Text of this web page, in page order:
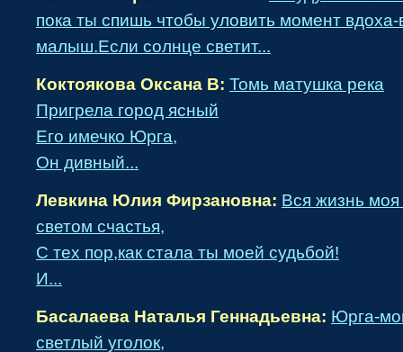
пока ты спишь чтобы уловить момент
малыш.Если солнце светит...
Коктоякова Оксана В: Томь матушка река
Пригрела город ясный
Его имечко Юрга,
Он дивный...
Левкина Юлия Фирзановна: Вся жизнь моя
светом счастья,
С тех пор,как стала ты моей судьбой!
И...
Басалаева Наталья Геннадьевна: Юрга-
светлый уголок,